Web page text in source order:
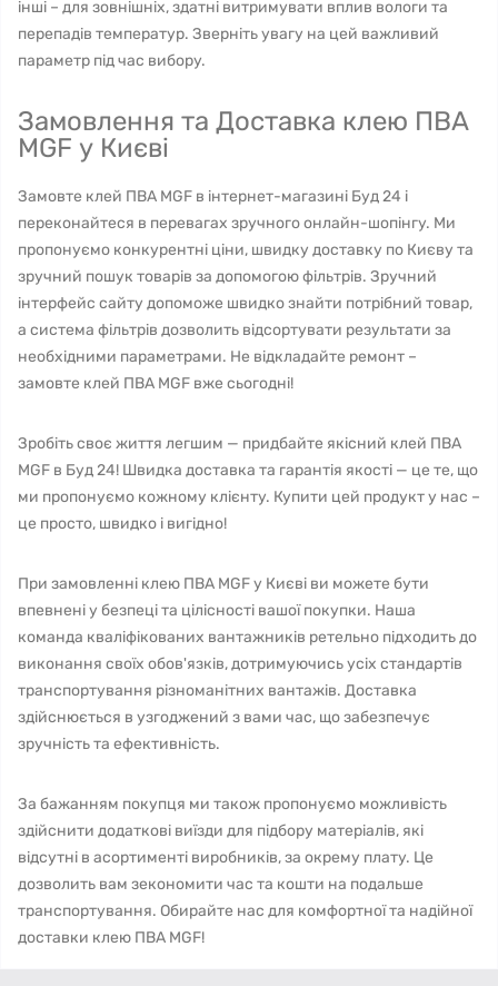
інші – для зовнішніх, здатні витримувати вплив вологи та
перепадів температур. Зверніть увагу на цей важливий
параметр під час вибору.
Замовлення та Доставка клею ПВА
MGF у Києві
Замовте клей ПВА MGF в інтернет-магазині Буд 24 і
переконайтеся в перевагах зручного онлайн-шопінгу. Ми
пропонуємо конкурентні ціни, швидку доставку по Києву та
зручний пошук товарів за допомогою фільтрів. Зручний
інтерфейс сайту допоможе швидко знайти потрібний товар,
а система фільтрів дозволить відсортувати результати за
необхідними параметрами. Не відкладайте ремонт –
замовте клей ПВА MGF вже сьогодні!
Зробіть своє життя легшим — придбайте якісний клей ПВА
MGF в Буд 24! Швидка доставка та гарантія якості — це те, що
ми пропонуємо кожному клієнту. Купити цей продукт у нас –
це просто, швидко і вигідно!
При замовленні клею ПВА MGF у Києві ви можете бути
впевнені у безпеці та цілісності вашої покупки. Наша
команда кваліфікованих вантажників ретельно підходить до
виконання своїх обов'язків, дотримуючись усіх стандартів
транспортування різноманітних вантажів. Доставка
здійснюється в узгоджений з вами час, що забезпечує
зручність та ефективність.
За бажанням покупця ми також пропонуємо можливість
здійснити додаткові виїзди для підбору матеріалів, які
відсутні в асортименті виробників, за окрему плату. Це
дозволить вам зекономити час та кошти на подальше
транспортування. Обирайте нас для комфортної та надійної
доставки клею ПВА MGF!